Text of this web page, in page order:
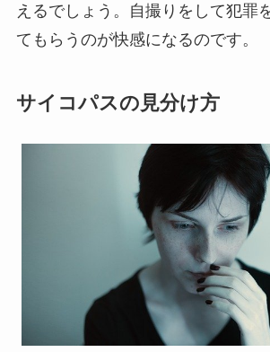
えるでしょう。自撮りをして犯罪
てもらうのが快感になるのです。
サイコパスの見分け方